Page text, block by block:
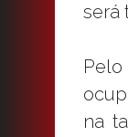
será
na